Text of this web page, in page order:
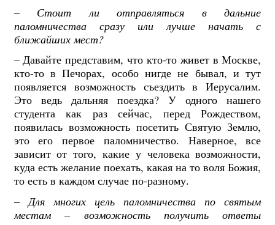
– Стоит ли отправляться в дальние
паломничества сразу или лучше начать с
ближайших мест?
– Давайте представим, что кто-то живет в Москве,
кто-то в Печорах, особо нигде не бывал, и тут
появляется возможность съездить в Иерусалим.
Это ведь дальняя поездка? У одного нашего
студента как раз сейчас, перед Рождеством,
появилась возможность посетить Святую Землю,
это его первое паломничество. Наверное, все
зависит от того, какие у человека возможности,
куда есть желание поехать, какая на то воля Божия,
то есть в каждом случае по-разному.
– Для многих цель паломничества по святым
местам– возможность получить ответы